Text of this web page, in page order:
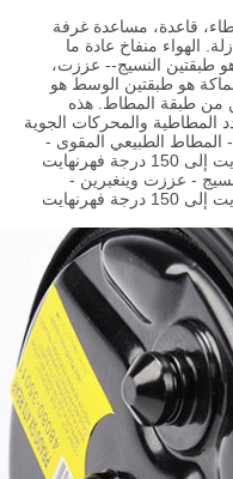
قاعدة، مساعدة غرفة
الهواء منفاخ عادة ما
طبقتين النسيج-- عززت،
هو طبقتين الوسط هو
من طبقة المطاط. هذه
المطاطية والمحركات الجوية
- المطاط الطبيعي المقوى -
درجات حرارة التشغيل: - 76 درجة فهرنهايت إلى 150 درجة فهرنهايت
مئوية) والنسيج - عززت وينغبرين -
درجات حرارة التشغيل: - 40 درجة فهرنهايت إلى 150 درجة فهرنهايت